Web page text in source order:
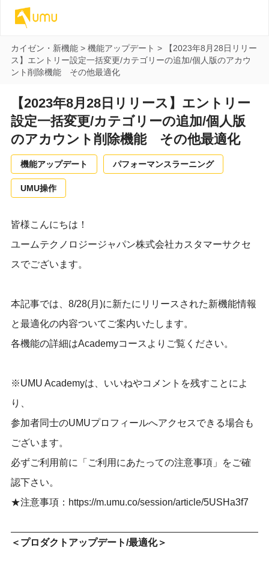
カイゼン・新機能> 機能アップデート >
【2023年8月28日リリー
ス】エントリー設定一括変更/カテゴリーの追加/個人版のアカウ
ント削除機能 その他最適化
【2023年8月28日リリース】エントリー
設定一括変更/カテゴリーの追加/個人版
のアカウント削除機能 その他最適化
機能アップデート パフォーマンスラーニング
UMU操作
皆様こんにちは！
ユームテクノロジージャパン株式会社カスタマーサクセ
スでございます。
本記事では、8/28(月)に新たにリリースされた新機能情報
と最適化の内容ついてご案内いたします。
各機能の詳細はAcademyコースよりご覧ください。
※UMU Academyは、いいねやコメントを残すことによ
り、
参加者同士のUMUプロフィールへアクセスできる場合も
ございます。
必ずご利用前に「ご利用にあたっての注意事項」をご確
認下さい。
★注意事項： https://m.umu.co/session/article/5USHa3f7
＜プロダクトアップデート/最適化＞